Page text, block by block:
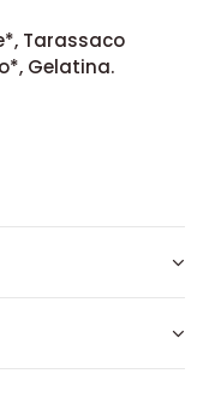
Tarassaco
Gelatina.